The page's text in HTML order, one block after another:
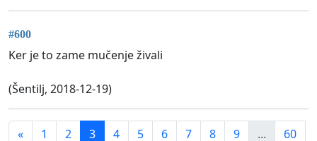
#600
Ker je to zame mučenje živali
(Šentilj, 2018-12-19)
« 1 2 3 4 5 6 7 8 9 ...
60